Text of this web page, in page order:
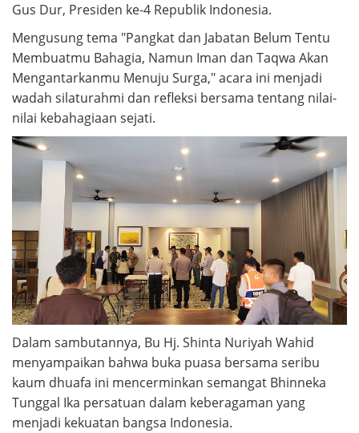
Gus Dur, Presiden ke-4 Republik Indonesia.
Mengusung tema "Pangkat dan Jabatan Belum Tentu
Membuatmu Bahagia, Namun Iman dan Taqwa Akan
Mengantarkanmu Menuju Surga," acara ini menjadi
wadah silaturahmi dan refleksi bersama tentang nilai-
nilai kebahagiaan sejati.
Dalam sambutannya, Bu Hj. Shinta Nuriyah Wahid
menyampaikan bahwa buka puasa bersama seribu
kaum dhuafa ini mencerminkan semangat Bhinneka
Tunggal Ika persatuan dalam keberagaman yang
menjadi kekuatan bangsa Indonesia.